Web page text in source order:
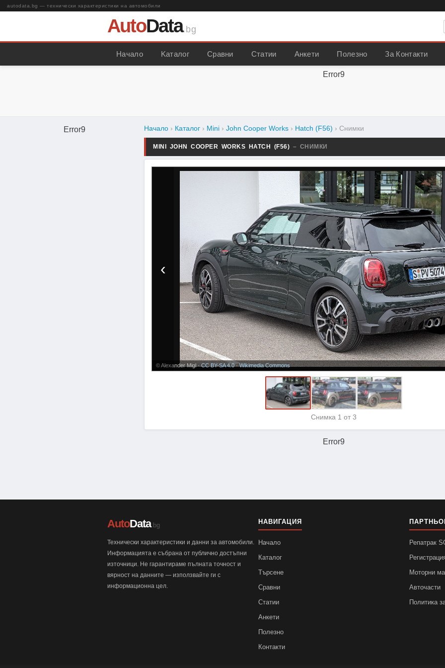
autodata.bg — технически характеристики на автомобили
AutoData.bg
Начало Kаталог Сравни Статии Анкети Полезно За Контакти
Error9
Error9 Начало › Каталог › Mini › John Cooper Works › Hatch (F56) › Снимки
MINI JOHN COOPER WORKS HATCH (F56) – СНИМКИ
© Alexander Migl ·CC BY-SA 4.0·Wikimedia Commons
‹
Снимка 1 от 3
Error9
AutoData.bg
Технически характеристики и данни за автомобили.
Информацията е събрана от публично достъпни
източници. Не гарантираме пълната точност и
вярност на данните — използвайте ги с
информационна цел.
НАВИГАЦИЯ
Начало
Каталог
Търсене
Сравни
Статии
Анкети
Полезно
Контакти
Репатрак
Моторни
Авточасти
Политика